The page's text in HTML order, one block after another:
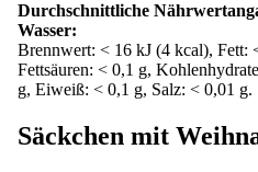
Durchschnittliche
Wasser:
Brennwert: < 16 kJ (4 kcal), Fett:
Fettsäuren: < 0,1 g,
g, Eiweiß: < 0,1 g, Salz: < 0,01 g.
Säckchen mit